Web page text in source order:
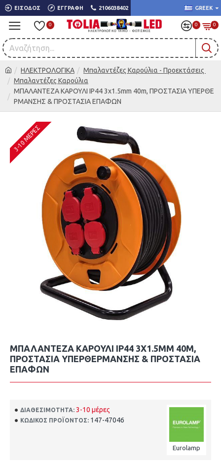
ΕΊΣΟΔΟΣ ΕΓΓΡΑΦΉ 2106038402 GREEK
0 0 0
ΗΛΕΚΤΡΟΛΟΓΙΚΑ
Μπαλαντέζες Καρούλια - Προεκτάσεις
Μπαλαντέζες Καρούλια
ΜΠΑΛΑΝΤΕΖΑ ΚΑΡΟΥΛΙ IP44 3x1.5mm 40m, ΠΡΟΣΤΑΣΙΑ ΥΠΕΡΘΕ
ΡΜΑΝΣΗΣ & ΠΡΟΣΤΑΣΙΑ ΕΠΑΦΩΝ
3-10 ΜΈΡΕΣ
ΜΠΑΛΑΝΤΕΖΑ ΚΑΡΟΥΛΙ IP44 3X1.5MM 40M,
ΠΡΟΣΤΑΣΙΑ ΥΠΕΡΘΕΡΜΑΝΣΗΣ & ΠΡΟΣΤΑΣΙΑ
ΕΠΑΦΩΝ
ΔΙΑΘΕΣΙΜΌΤΗΤΑ: 3-10 μέρες
ΚΩΔΙΚΌΣ ΠΡΟΪΌΝΤΟΣ: 147-47046
Eurolamp